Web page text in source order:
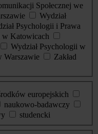
Społecznej we
Wydział
Psychologii i Prawa
w Katowicach
Wydział Psychologii w
Warszawie
Zakład
europejskich
naukowo-badawczy
studencki